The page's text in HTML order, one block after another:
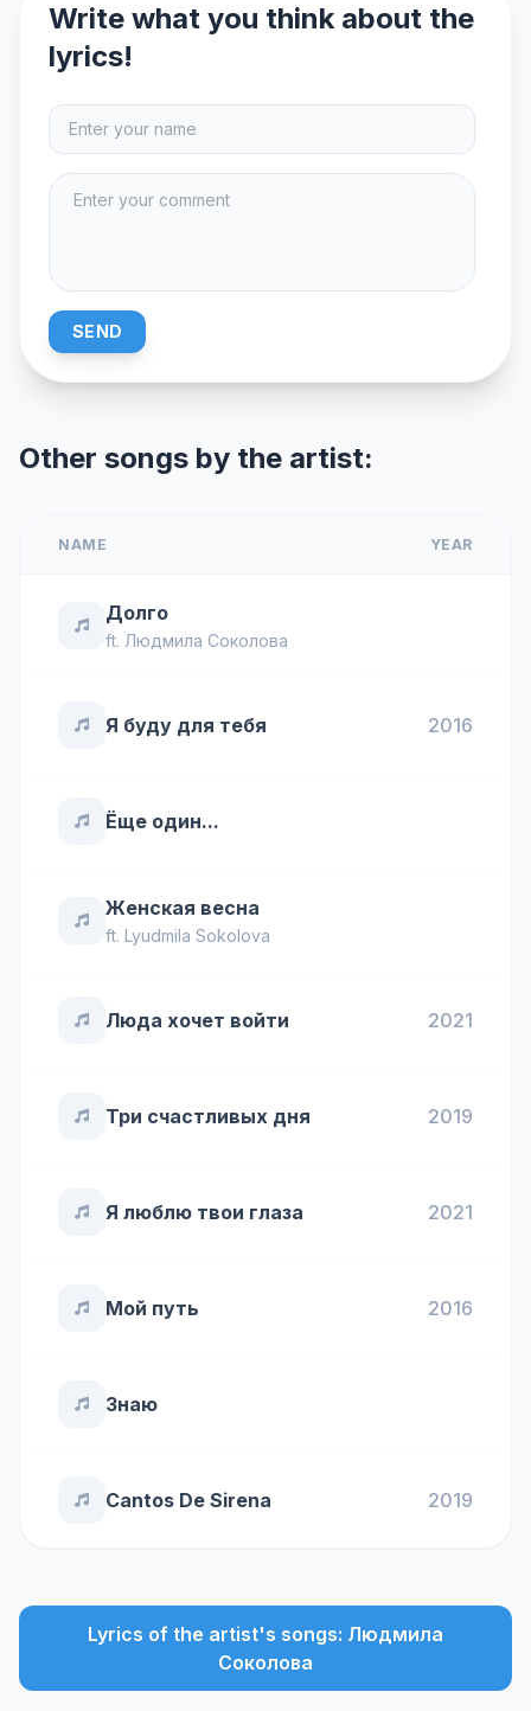
Write what you think about the
lyrics!
SEND
Other songs by the artist:
NAME YEAR
Долго
ft. Людмила Соколова
Я буду для тебя 2016
Ёще один...
Женская весна
ft. Lyudmila Sokolova
Люда хочет войти 2021
Три счастливых дня 2019
Я люблю твои глаза 2021
Мой путь 2016
Знаю
Cantos De Sirena 2019
Lyrics of the artist's songs: Людмила
Соколова